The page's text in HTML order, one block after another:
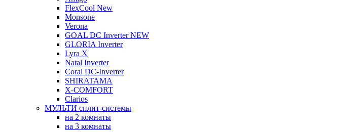
FlexCool New
Monsone
Verona
GOAL DC Inverter NEW
GLORIA Inverter
Lyra X
Natal Inverter
Coral DC-Inverter
SHIRATAMA
X-COMFORT
Clarios
МУЛЬТИ сплит-системы
на 2 комнаты
на 3 комнаты